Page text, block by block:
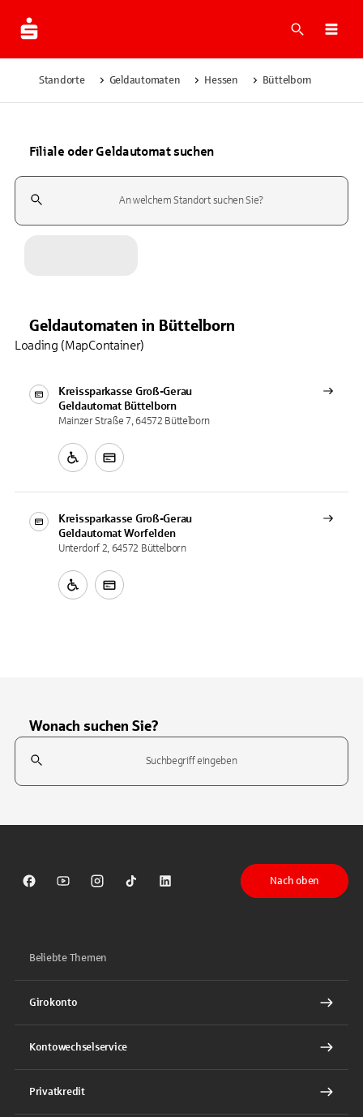
Suche
Standorte Geldautomaten Hessen Büttelborn
Filiale oder Geldautomat suchen
Suchfeld
Geldautomaten in Büttelborn
Kreissparkasse Groß-Gerau
Geldautomat Büttelborn
Mainzer Straße 7, 64572 Büttelborn
Kreissparkasse Groß-Gerau
Geldautomat Worfelden
Unterdorf 2, 64572 Büttelborn
Loading (MapContainer)
Wonach suchen Sie?
Suchfeld
Sparkasse auf Facebook
Sparkasse auf Youtube
Sparkasse auf Instagram
Sparkasse auf TikTok
Sparkasse auf LinkedIn
Nach oben
Beliebte Themen
Girokonto
Kontowechselservice
Privatkredit